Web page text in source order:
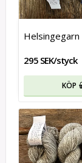
295 SEK/styck
KÖP